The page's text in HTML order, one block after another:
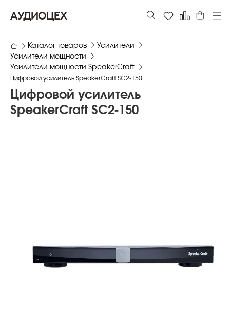
АУДИОЦЕХ
Каталог товаров
Усилители
Усилители мощности
Усилители мощности SpeakerCraft
Цифровой усилитель SpeakerCraft SC2-150
Цифровой усилитель
SpeakerCraft SC2-150